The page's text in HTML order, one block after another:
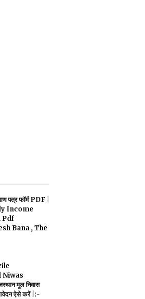
पत्र फॉर्म PDF |
Income
Pdf
Bana , The
Niwas
मूल निवास
ऐसे करें |:-